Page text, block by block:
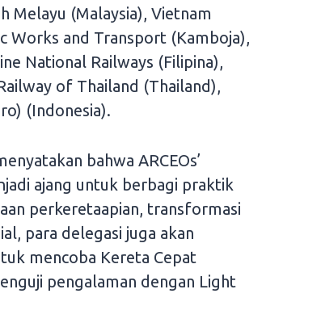
Melayu (Malaysia), Vietnam
Works and Transport (Kamboja),
National Railways (Filipina),
of Thailand (Thailand),
(Indonesia).
bahwa ARCEOs’
ajang untuk berbagi praktik
perkeretaapian, transformasi
para delegasi juga akan
mencoba Kereta Cepat
pengalaman dengan Light